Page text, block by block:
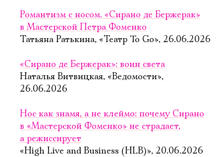
Романтизм с носом. «Сирано де Бержерак»
в Мастерской Петра Фоменко
Татьяна Ратькина, «Театр To Go», 26.06.2026
«Сирано де Бержерак»: воин света
Наталья Витвицкая, «Ведомости»,
26.06.2026
Нос как знамя, а не клеймо: почему Сирано
в «Мастерской Фоменко» не страдает,
а режиссирует
«High Live and Business (HLB)», 20.06.2026